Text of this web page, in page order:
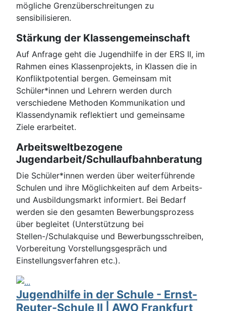
mögliche Grenzüberschreitungen zu
sensibilisieren.
Stärkung der Klassengemeinschaft
Auf Anfrage geht die Jugendhilfe in der ERS II, im
Rahmen eines Klassenprojekts, in Klassen die in
Konfliktpotential bergen. Gemeinsam mit
Schüler*innen und Lehrern werden durch
verschiedene Methoden Kommunikation und
Klassendynamik reflektiert und gemeinsame
Ziele erarbeitet.
Arbeitsweltbezogene
Jugendarbeit/Schullaufbahnberatung
Die Schüler*innen werden über weiterführende
Schulen und ihre Möglichkeiten auf dem Arbeits-
und Ausbildungsmarkt informiert. Bei Bedarf
werden sie den gesamten Bewerbungsprozess
über begleitet (Unterstützung bei
Stellen-/Schulakquise und Bewerbungsschreiben,
Vorbereitung Vorstellungsgespräch und
Einstellungsverfahren etc.).
Jugendhilfe in der Schule - Ernst-
Reuter-Schule II | AWO Frankfurt